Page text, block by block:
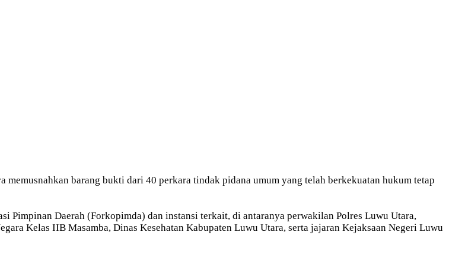
memusnahkan barang bukti dari 40 perkara tindak pidana umum yang telah berkekuatan hukum tetap
Pimpinan Daerah (Forkopimda) dan instansi terkait, di antaranya perwakilan Polres Luwu Utara,
Kelas IIB Masamba, Dinas Kesehatan Kabupaten Luwu Utara, serta jajaran Kejaksaan Negeri Luwu